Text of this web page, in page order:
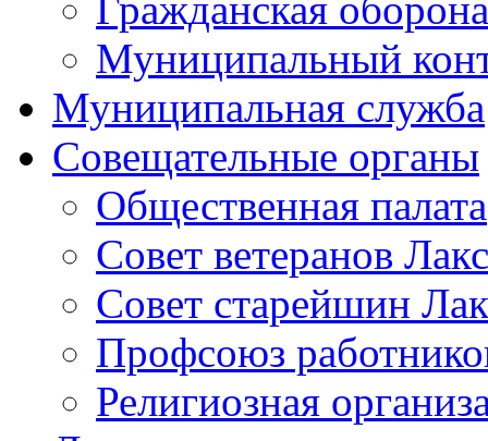
Муниципальный
Муниципальная служба
Совещательные органы
Общественная палата
Совет ветеранов
Совет старейшин
Профсоюз
Религиозная